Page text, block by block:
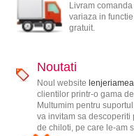
Livram
variaza in
gratuit.
Noutati
Noul website
clientilor printr-o gama
Multumim pentru
va invitam sa
de chiloti, pe care le-am